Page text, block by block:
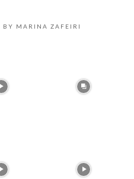
BY MARINA ZAFEIRI